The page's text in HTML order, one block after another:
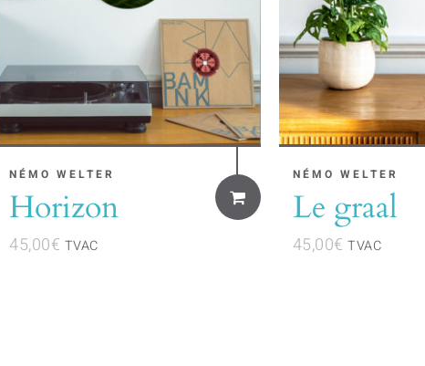
NÉMO WELTER
Horizon
45,00€ TVAC
NÉMO WELTER
Le graal
45,00€ TVAC